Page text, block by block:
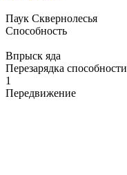
Паук Сквернолесья
Способность
Впрыск яда
Перезарядка способности
1
Передвижение